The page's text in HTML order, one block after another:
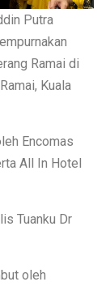
Putra
Ramai di
Kuala
Encomas
All In Hotel
Tuanku Dr
oleh